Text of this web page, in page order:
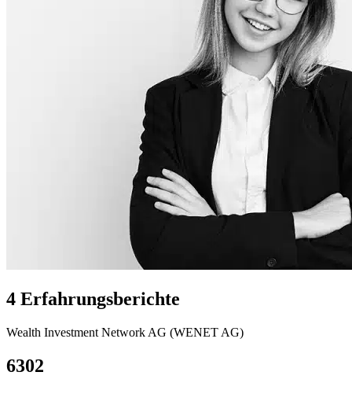
4 Erfahrungsberichte
Wealth Investment Network AG (WENET AG)
6302